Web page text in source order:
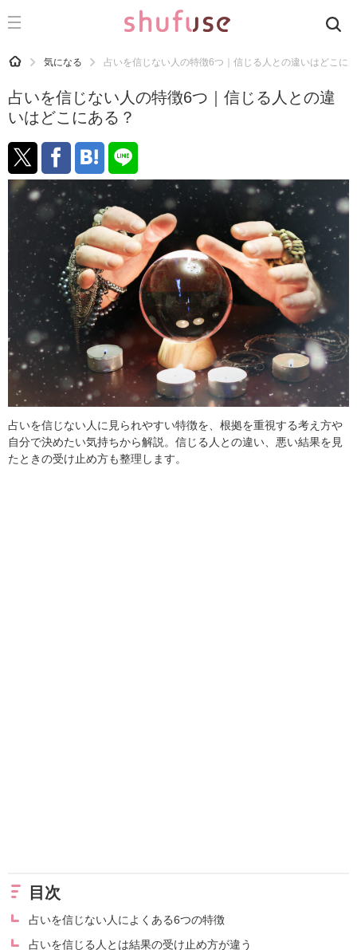
CATEGORY 記事カテゴリ
運気
洗濯
生活の知恵
お金
掃除
マナー
趣味
食材辞典
おすすめ
HOME 気になる 占いを信じない人の特徴6つ｜信じる人との違いはどこに
占いを信じない人の特徴6つ｜信じる人との違
いはどこにある？
占いを信じない人に見られやすい特徴を、根拠を重視する考え方や
自分で決めたい気持ちから解説。信じる人との違い、悪い結果を見
たときの受け止め方も整理します。
目次
占いを信じない人によくある6つの特徴
占いを信じる人とは結果の受け止め方が違う